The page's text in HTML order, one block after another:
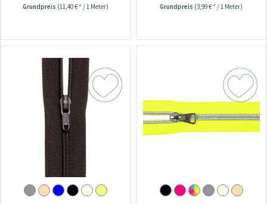
Grundpreis (11,40 € * / 1 Meter) Grundpreis (3,99 € * / 1 Meter)